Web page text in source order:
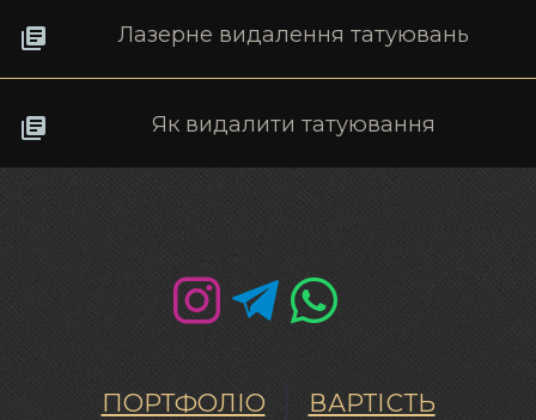
Лазерне видалення татуювань
Як видалити татуювання
ПОРТФОЛІО ВАРТІСТЬ